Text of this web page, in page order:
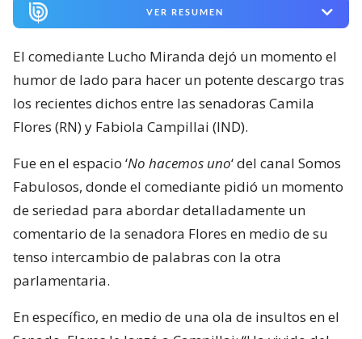
VER RESUMEN
El comediante Lucho Miranda dejó un momento el
humor de lado para hacer un potente descargo tras
los recientes dichos entre las senadoras Camila
Flores (RN) y Fabiola Campillai (IND).
Fue en el espacio ‘No hacemos uno‘ del canal Somos
Fabulosos, donde el comediante pidió un momento
de seriedad para abordar detalladamente un
comentario de la senadora Flores en medio de su
tenso intercambio de palabras con la otra
parlamentaria.
En específico, en medio de una ola de insultos en el